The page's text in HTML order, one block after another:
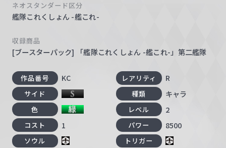
ネオスタンダード区分
艦隊これくしょん -艦これ-
収録商品
[ブースターパック] 「艦隊これくしょん -艦これ-」第二艦隊
作品番号 KC レアリティ R
サイド 種類 キャラ
色 レベル 2
コスト 1 パワー 8500
ソウル
トリガー